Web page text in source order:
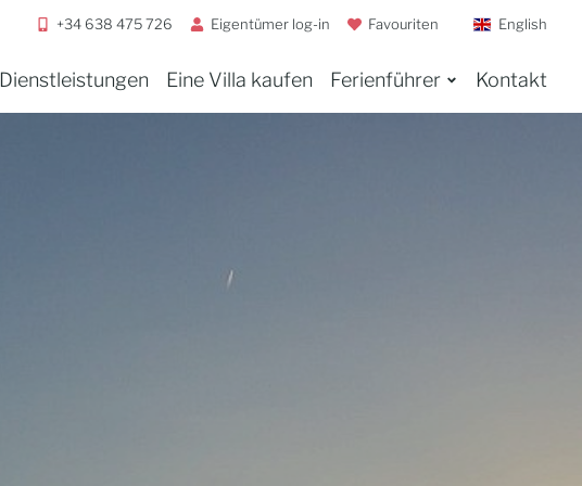
+34 638 475 726 Eigentümer log-in Favouriten English
Dienstleistungen Eine Villa kaufen Ferienführer Kontakt